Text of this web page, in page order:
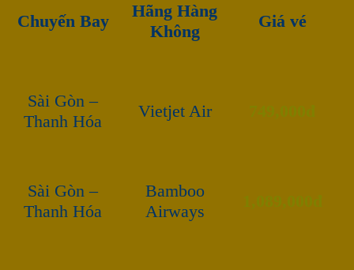
Chuyến Bay
Hãng Hàng
Không
Giá vé
Sài Gòn –
Thanh Hóa
Vietjet Air
Sài Gòn –
Thanh Hóa
Bamboo
Airways